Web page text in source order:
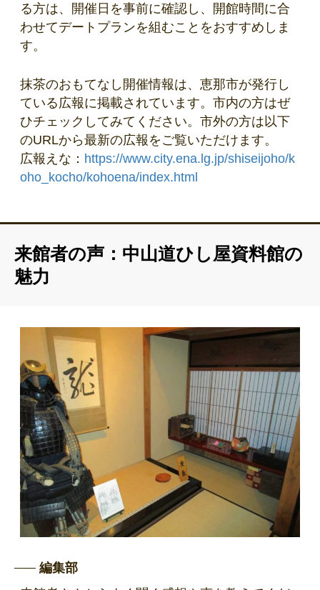
る方は、開催日を事前に確認し、開館時間に合
わせてデートプランを組むことをおすすめしま
す。
抹茶のおもてなし開催情報は、恵那市が発行し
ている広報に掲載されています。市内の方はぜ
ひチェックしてみてください。市外の方は以下
のURLから最新の広報をご覧いただけます。
広報えな： https://www.city.ena.lg.jp/shiseijoho/k
oho_kocho/kohoena/index.html
来館者の声：中山道ひし屋資料館の
魅力
編集部